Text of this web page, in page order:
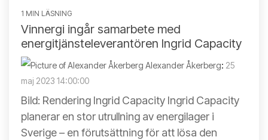
1 MIN LÄSNING
Vinnergi ingår samarbete med
energitjänsteleverantören Ingrid Capacity
Alexander Åkerberg: 25
maj 2023 14:00:00
Bild: Rendering Ingrid Capacity Ingrid Capacity
planerar en stor utrullning av energilager i
Sverige – en förutsättning för att lösa den